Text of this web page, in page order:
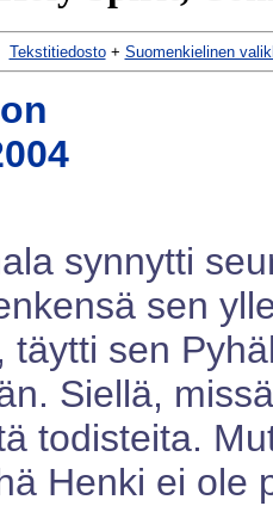
Tekstitiedosto+ Suomenkielinen
synnytti
sen
täytti sen
Siellä,
todisteita.
Henki ei ole